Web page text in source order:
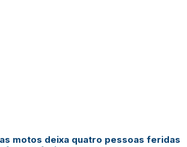
motos deixa quatro pessoas feridas